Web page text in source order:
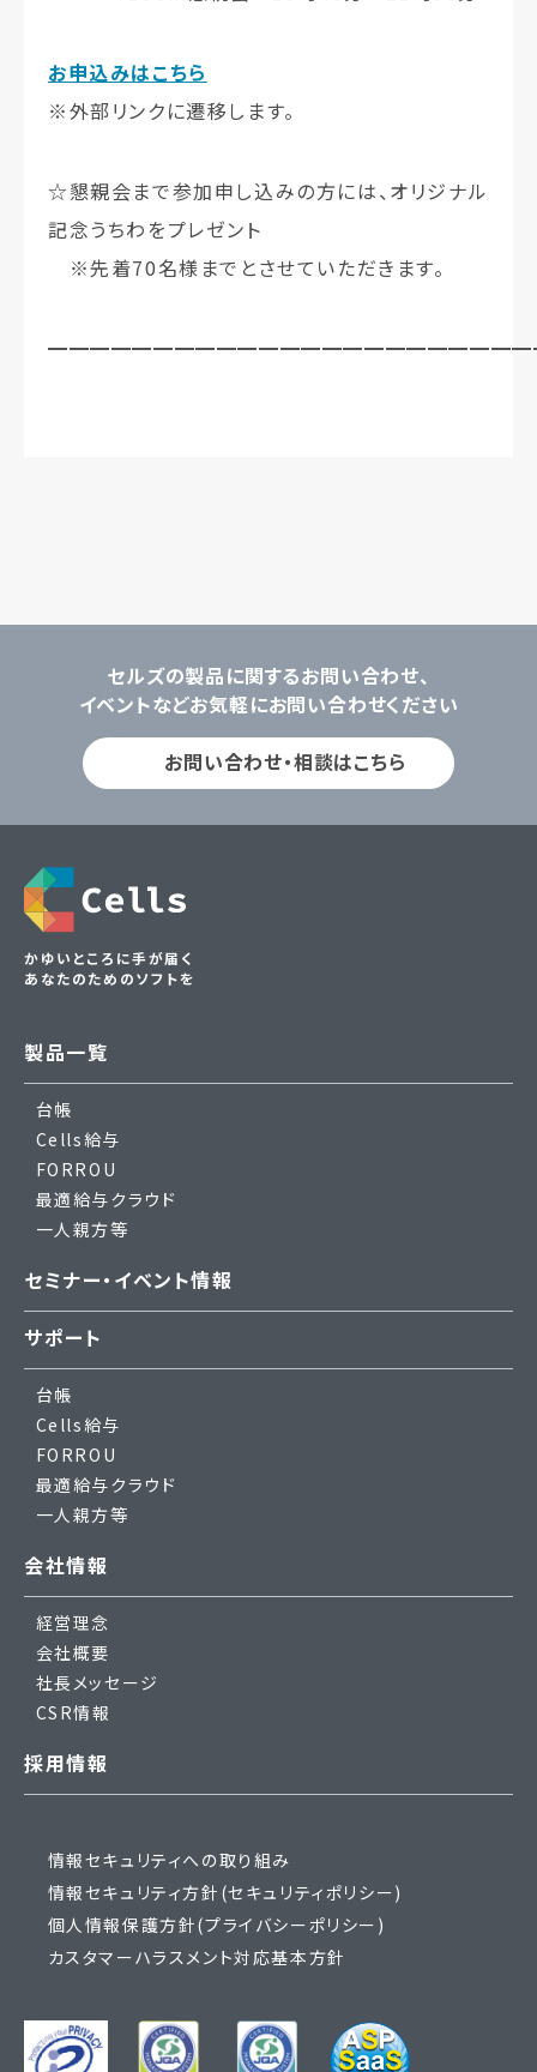
お申込みはこちら
※外部リンクに遷移します。
☆懇親会まで参加申し込みの方には、オリジナル
記念うちわをプレゼント
※先着70名様までとさせていただきます。
セルズの製品に関するお問い合わせ、
イベントなどお気軽にお問い合わせください
お問い合わせ・相談はこちら
かゆいところに手が届く
あなたのためのソフトを
製品一覧
台帳
Cells給与
FORROU
最適給与クラウド
一人親方等
セミナー・イベント情報
サポート
台帳
Cells給与
FORROU
最適給与クラウド
一人親方等
会社情報
経営理念
会社概要
社長メッセージ
CSR情報
採用情報
情報セキュリティへの取り組み
情報セキュリティ方針(セキュリティポリシー)
個人情報保護方針(プライバシーポリシー)
カスタマーハラスメント対応基本方針